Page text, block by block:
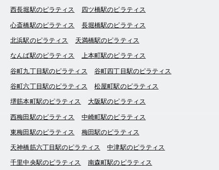
西長堀駅のピラティス 四ツ橋駅のピラティス
心斎橋駅のピラティス 長堀橋駅のピラティス
北浜駅のピラティス 天満橋駅のピラティス
なんば駅のピラティス 上本町駅のピラティス
谷町九丁目駅のピラティス 谷町四丁目駅のピラティス
谷町六丁目駅のピラティス 松屋町駅のピラティス
堺筋本町駅のピラティス 大阪駅のピラティス
西梅田駅のピラティス 中崎町駅のピラティス
東梅田駅のピラティス 梅田駅のピラティス
天神橋筋六丁目駅のピラティス 中津駅のピラティス
千里中央駅のピラティス 南森町駅のピラティス